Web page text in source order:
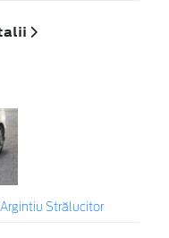
Strălucitor